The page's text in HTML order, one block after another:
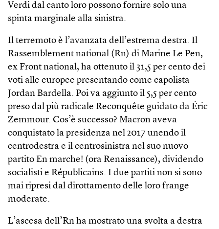
Verdi dal canto loro possono fornire solo una
spinta marginale alla sinistra.
Il terremoto è l’avanzata dell’estrema destra. Il
Rassemblement national (Rn) di Marine Le Pen,
ex Front national, ha ottenuto il 31,5 per cento dei
voti alle europee presentando come capolista
Jordan Bardella. Poi va aggiunto il 5,5 per cento
preso dal più radicale Reconquête guidato da Éric
Zemmour. Cos’è successo? Macron aveva
conquistato la presidenza nel 2017 unendo il
centrodestra e il centrosinistra nel suo nuovo
partito En marche! (ora Renaissance), dividendo
socialisti e Républicains. I due partiti non si sono
mai ripresi dal dirottamento delle loro frange
moderate.
L’ascesa dell’Rn ha mostrato una svolta a destra